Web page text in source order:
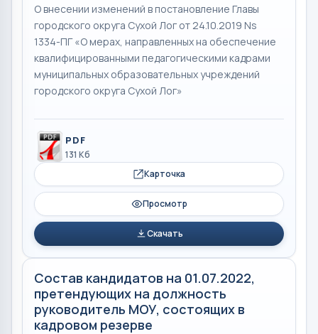
О внесении изменений в постановление Главы
городского округа Сухой Лог от 24.10.2019 Ns
1334-ПГ «О мерах, направленных на обеспечение
квалифицированными педагогическими кадрами
муниципальных образовательных учреждений
городского округа Сухой Лог»
PDF
131 Кб
Карточка
Просмотр
Скачать
Состав кандидатов на 01.07.2022,
претендующих на должность
руководитель МОУ, состоящих в
кадровом резерве